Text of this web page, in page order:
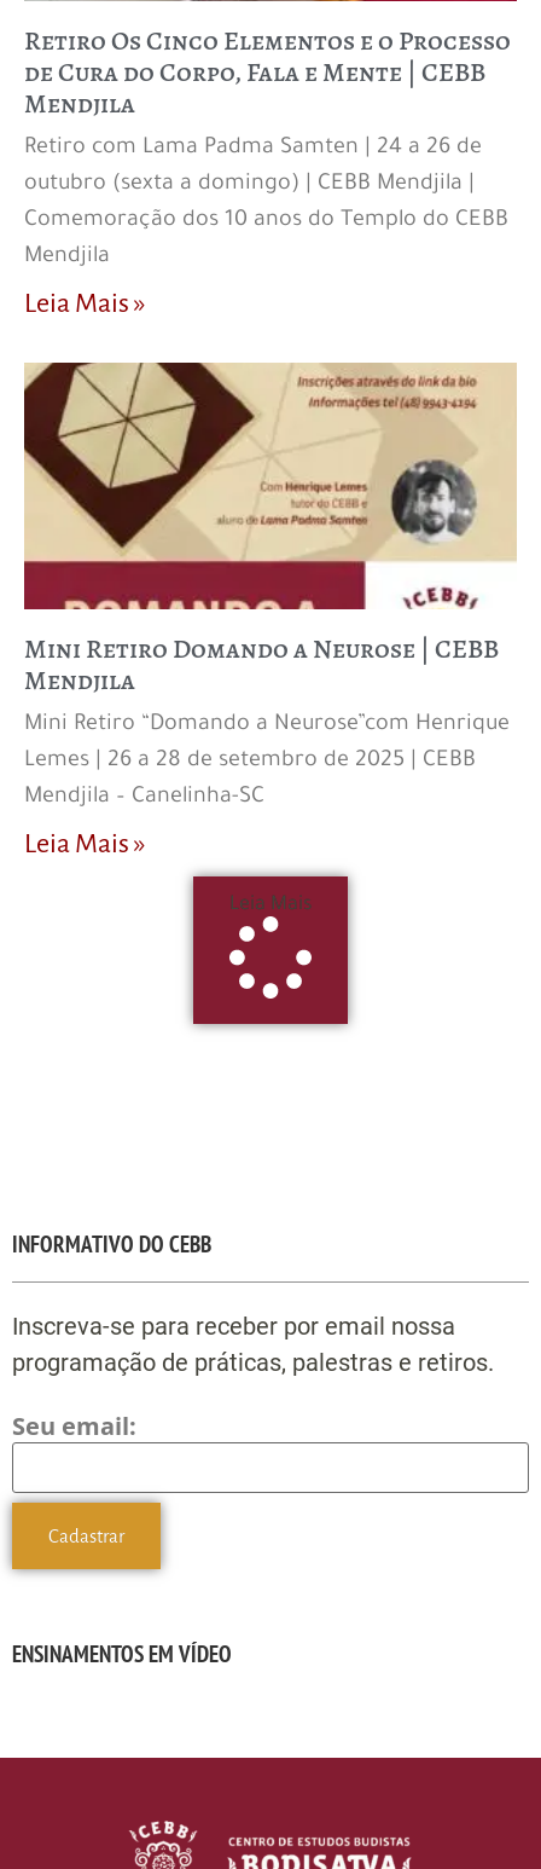
Retiro Os Cinco Elementos e o Processo
de Cura do Corpo, Fala e Mente | CEBB
Mendjila
Retiro com Lama Padma Samten | 24 a 26 de
outubro (sexta a domingo) | CEBB Mendjila |
Comemoração dos 10 anos do Templo do CEBB
Mendjila
Leia Mais »
Mini Retiro Domando a Neurose | CEBB
Mendjila
Mini Retiro “Domando a Neurose”com Henrique
Lemes | 26 a 28 de setembro de 2025 | CEBB
Mendjila – Canelinha-SC
Leia Mais »
Leia Mais
INFORMATIVO DO CEBB
Inscreva-se para receber por email nossa
programação de práticas, palestras e retiros.
Seu email:
ENSINAMENTOS EM VÍDEO